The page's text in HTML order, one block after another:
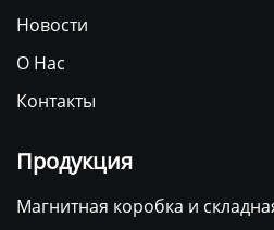
Новости
О Нас
Контакты
Продукция
Магнитная коробка и